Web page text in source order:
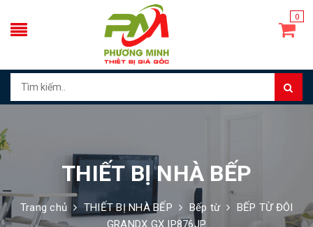
0
THIẾT BỊ NHÀ BẾP
Trang chủ THIẾT BỊ NHÀ BẾP Bếp từ
BẾP TỪ ĐÔI
GRANDX GX IP876JP